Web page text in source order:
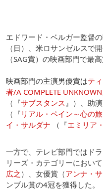
エドワード・ベルガー監督
（日）、米ロサンゼルスで
（SAG賞）の映画部門で最
映画部門の主演男優賞はテ
者/A COMPLETE UNKNOWN
（『サブスタンス 』）、助
（『 リアル・ペイン～心の旅
イ・サルダナ （『エミリア
一方で、テレビ部門ではド
リーズ・カテゴリーにおい
広之 ）、女優賞（アンナ・
ンブル賞の4冠を獲得した。